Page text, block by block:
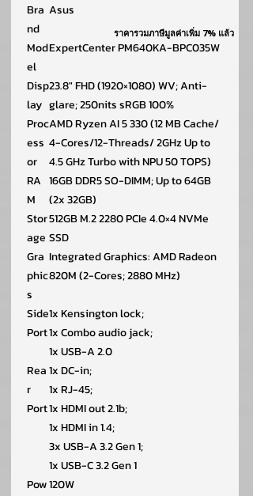
Bra
nd
Asus
Mod
el
ExpertCenter PM640KA-BPC035W
Disp
lay
23.8″ FHD (1920×1080) WV; Anti-
glare; 250nits sRGB 100%
Proc
ess
or
AMD Ryzen AI 5 330 (12 MB Cache/
4-Cores/12-Threads/ 2GHz Up to
4.5 GHz Turbo with NPU 50 TOPS)
RA
M
16GB DDR5 SO-DIMM; Up to 64GB
(2x 32GB)
Stor
age
512GB M.2 2280 PCIe 4.0×4 NVMe
SSD
Gra
phic
s
Integrated Graphics: AMD Radeon
820M (2-Cores; 2880 MHz)
Side
Port
1x Kensington lock;
1x Combo audio jack;
1x USB-A 2.0
Rea
r
Port
1x DC-in;
1x RJ-45;
1x HDMI out 2.1b;
1x HDMI in 1.4;
3x USB-A 3.2 Gen 1;
1x USB-C 3.2 Gen 1
Pow120W
ราคารวมภาษีมูลค่าเพิ่ม 7% แล้ว